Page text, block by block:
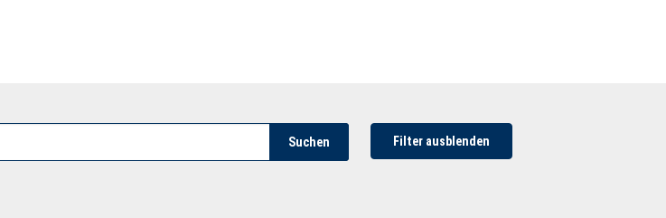
Suchen Filter ausblenden